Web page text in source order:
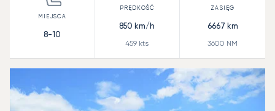
8-10
850 km/h
459 kts
6667 km
3600 NM